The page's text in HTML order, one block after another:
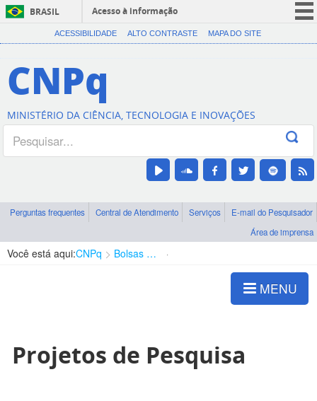
BRASIL
Acesso à informação
CORONAVÍRUS (COVID-19)
Canais
ACESSIBILIDADE ALTO CONTRASTE MAPA DO SITE
CNPq
MINISTÉRIO DA CIÊNCIA, TECNOLOGIA E INOVAÇÕES
Perguntas frequentes Central de Atendimento Serviços
E-mail do Pesquisador
Área de imprensa
Você está aqui:CNPq Bolsas e Auxílios Vigentes
MENU
Projetos de Pesquisa